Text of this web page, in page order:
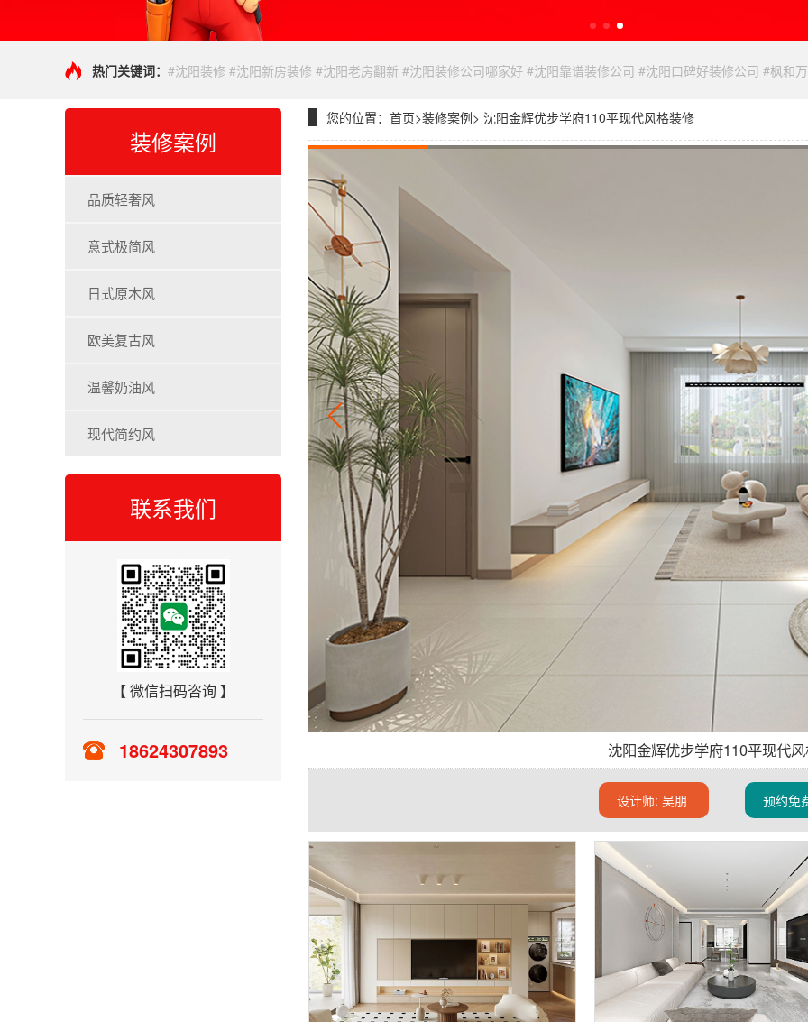
热门关键词： #沈阳装修 #沈阳新房装修 #沈阳老房翻新 #沈阳装修公司哪家好 #沈阳靠谱装修公司 #沈阳口碑好装修公司 #枫和
装修案例
品质轻奢风
意式极简风
日式原木风
欧美复古风
温馨奶油风
现代简约风
联系我们
【 微信扫码咨询 】
18624307893
您的位置： 首页>装修案例> 沈阳金辉优步学府110平现代风格装修
沈阳金辉优步学府110平现代
设计师: 吴朋 预约免